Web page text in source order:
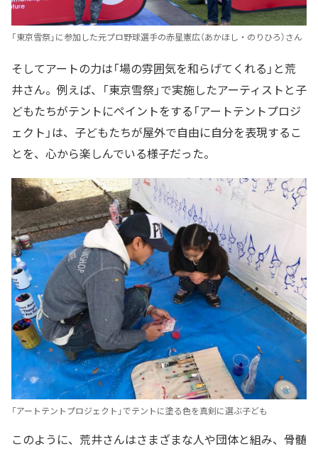
「東京雪祭」に参加した元プロ野球選手の赤星憲広（あかほし・のりひろ）さん
そしてアートの力は「場の雰囲気を和らげてくれる」と荒
井さん。例えば、「東京雪祭」で実施したアーティストと子
どもたちがテントにペイントをする「アートテントプロジ
ェクト」は、子どもたちが屋外で自由に自分を表現するこ
とを、心から楽しんでいる様子だった。
「アートテントプロジェクト」でテントに塗る色を真剣に選ぶ子ども
このように、荒井さんはさまざまな人や団体と組み、骨髄